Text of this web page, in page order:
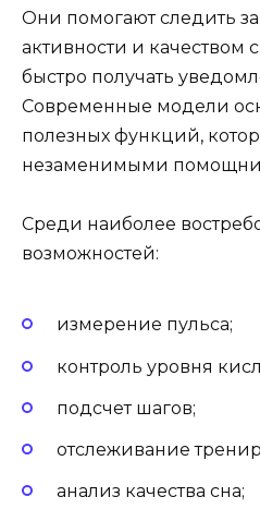
Они помогают следить
активности и качеством
быстро получать
Современные модели
полезных функций,
незаменимыми
Среди наиболее
возможностей:
измерение пульса;
контроль уровня
подсчет шагов;
отслеживание
анализ качества сна;